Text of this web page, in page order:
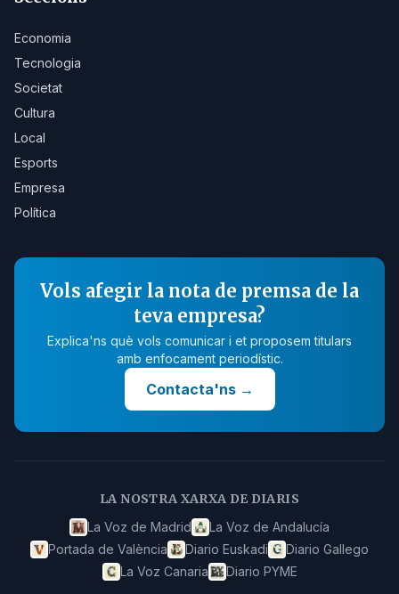
Economia
Tecnologia
Societat
Cultura
Local
Esports
Empresa
Política
Vols afegir la nota de premsa de la
teva empresa?
Explica'ns què vols comunicar i et proposem titulars
amb enfocament periodístic.
Contacta'ns→
LA NOSTRA XARXA DE DIARIS
La Voz de Madrid
La Voz de Andalucía
Portada de València
Diario Euskadi
Diario Gallego
La Voz Canaria
Diario PYME